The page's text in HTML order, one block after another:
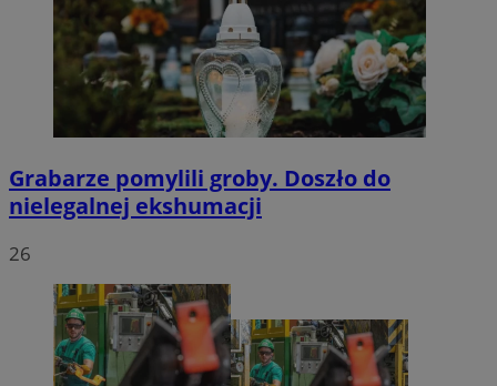
Grabarze pomylili groby. Doszło do
nielegalnej ekshumacji
26